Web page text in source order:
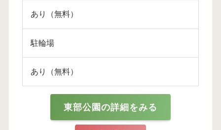
あり（無料）
駐輪場
あり（無料）
東部公園の詳細をみる